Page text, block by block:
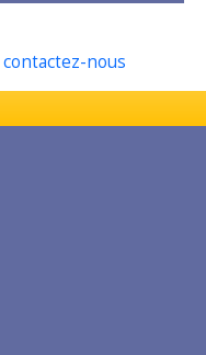
contactez-nous